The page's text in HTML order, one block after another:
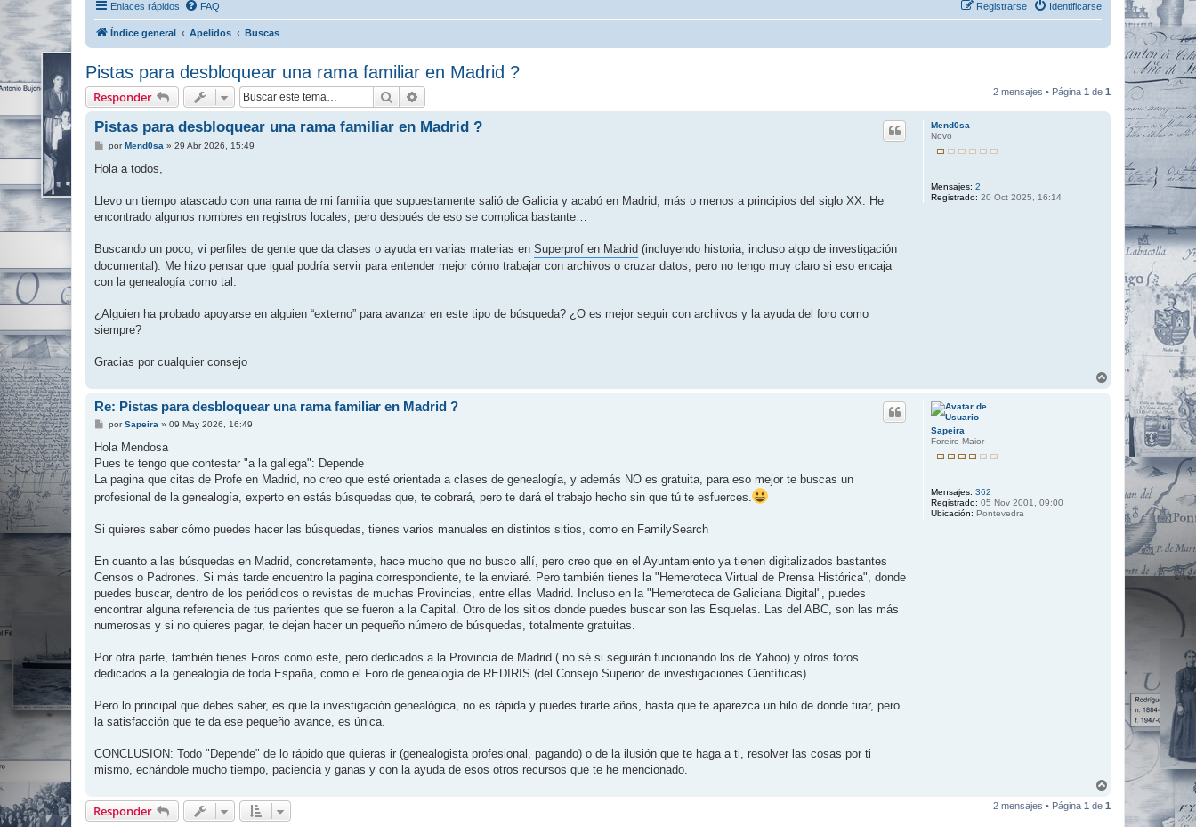
Enlaces rápidos FAQ Identificarse
Registrarse
Índice general Apelidos Buscas
Pistas para desbloquear una rama familiar en Madrid ?
Responder Buscar 2 mensajes • Página 1 de 1
Mend0sa
Novo
Mensajes: 2
Registrado: 20 Oct 2025, 16:14
Pistas para desbloquear una rama familiar en Madrid ?
M
n
j
porMend0sa » 29 Abr 2026, 15:49
Hola a todos,
Llevo un tiempo atascado con una rama de mi familia que supuestamente salió de Galicia y acabó en Madrid, más o menos a principios del siglo XX. He
encontrado algunos nombres en registros locales, pero después de eso se complica bastante…
Buscando un poco, vi perfiles de gente que da clases o ayuda en varias materias en Superprof en Madrid (incluyendo historia, incluso algo de investigación
documental). Me hizo pensar que igual podría servir para entender mejor cómo trabajar con archivos o cruzar datos, pero no tengo muy claro si eso encaja
con la genealogía como tal.
¿Alguien ha probado apoyarse en alguien “externo” para avanzar en este tipo de búsqueda? ¿O es mejor seguir con archivos y la ayuda del foro como
siempre?
Gracias por cualquier consejo
Sapeira
Foreiro Maior
Mensajes: 362
Registrado: 05 Nov 2001, 09:00
Ubicación: Pontevedra
Re: Pistas para desbloquear una rama familiar en Madrid ?
M
n
a
j
porSapeira » 09 May 2026, 16:49
Hola Mendosa
Pues te tengo que contestar "a la gallega": Depende
La pagina que citas de Profe en Madrid, no creo que esté orientada a clases de genealogía, y además NO es gratuita, para eso mejor te buscas un
profesional de la genealogía, experto en estás búsquedas que, te cobrará, pero te dará el trabajo hecho sin que tú te esfuerces.
Si quieres saber cómo puedes hacer las búsquedas, tienes varios manuales en distintos sitios, como en FamilySearch
En cuanto a las búsquedas en Madrid, concretamente, hace mucho que no busco allí, pero creo que en el Ayuntamiento ya tienen digitalizados bastantes
Censos o Padrones. Si más tarde encuentro la pagina correspondiente, te la enviaré. Pero también tienes la "Hemeroteca Virtual de Prensa Histórica", donde
puedes buscar, dentro de los periódicos o revistas de muchas Provincias, entre ellas Madrid. Incluso en la "Hemeroteca de Galiciana Digital", puedes
encontrar alguna referencia de tus parientes que se fueron a la Capital. Otro de los sitios donde puedes buscar son las Esquelas. Las del ABC, son las más
numerosas y si no quieres pagar, te dejan hacer un pequeño número de búsquedas, totalmente gratuitas.
Por otra parte, también tienes Foros como este, pero dedicados a la Provincia de Madrid ( no sé si seguirán funcionando los de Yahoo) y otros foros
dedicados a la genealogía de toda España, como el Foro de genealogía de REDIRIS (del Consejo Superior de investigaciones Científicas).
Pero lo principal que debes saber, es que la investigación genealógica, no es rápida y puedes tirarte años, hasta que te aparezca un hilo de donde tirar, pero
la satisfacción que te da ese pequeño avance, es única.
CONCLUSION: Todo "Depende" de lo rápido que quieras ir (genealogista profesional, pagando) o de la ilusión que te haga a ti, resolver las cosas por ti
mismo, echándole mucho tiempo, paciencia y ganas y con la ayuda de esos otros recursos que te he mencionado.
r
Responder 2 mensajes • Página 1 de 1